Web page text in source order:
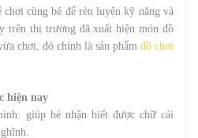
cùng bé để rèn luyện kỹ năng và
trên thị trường đã xuất hiện món đồ
chơi, đó chính là sản phẩm đồ chơi
hiện nay
giúp bé nhận biết được chữ cái